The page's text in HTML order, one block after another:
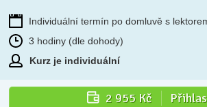
Individuální termín po domluvě s
3 hodiny (dle dohody)
Kurz je individuální
2 955 Kč